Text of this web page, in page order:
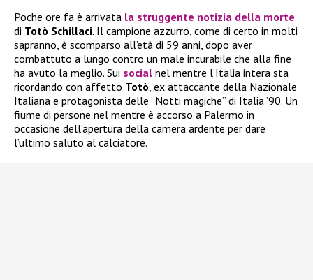
Poche ore fa è arrivata la struggente notizia della morte
di Totò Schillaci. Il campione azzurro, come di certo in molti
sapranno, è scomparso all’età di 59 anni, dopo aver
combattuto a lungo contro un male incurabile che alla fine
ha avuto la meglio. Sui social nel mentre l’Italia intera sta
ricordando con affetto Totò, ex attaccante della Nazionale
Italiana e protagonista delle “Notti magiche” di Italia ’90. Un
fiume di persone nel mentre è accorso a Palermo in
occasione dell’apertura della camera ardente per dare
l’ultimo saluto al calciatore.